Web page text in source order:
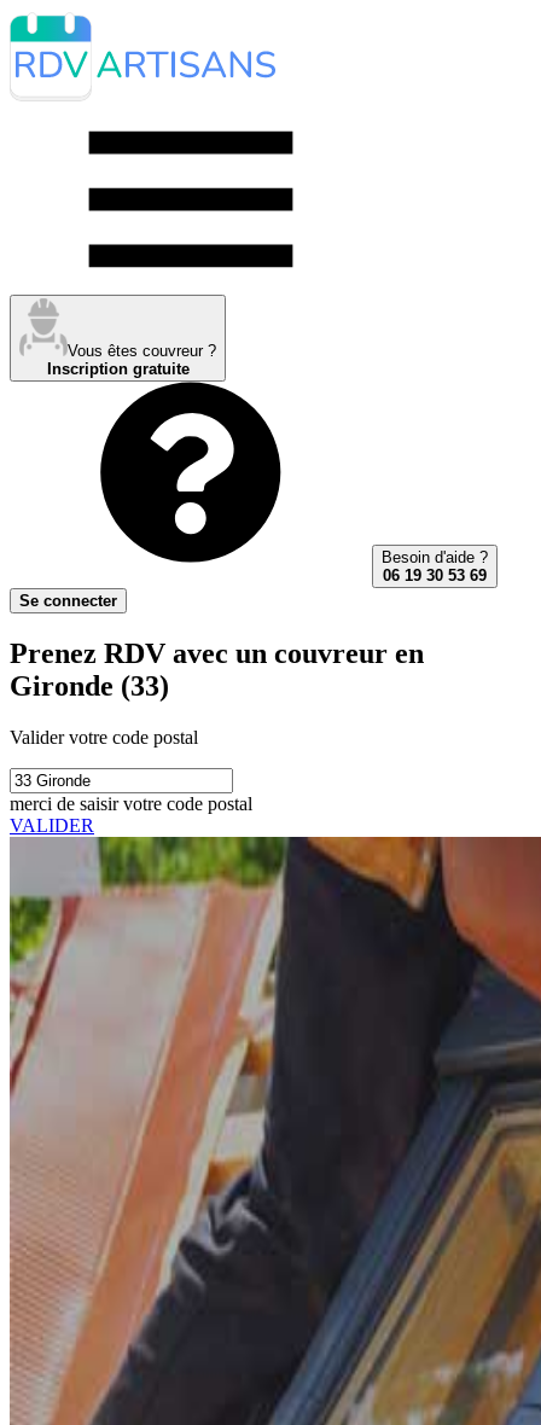
Vous êtes couvreur ?
Inscription gratuite
Besoin d'aide ?
06 19 30 53 69
Se connecter
Prenez RDV avec un couvreur en
Gironde (33)
Valider votre code postal
merci de saisir votre code postal
VALIDER